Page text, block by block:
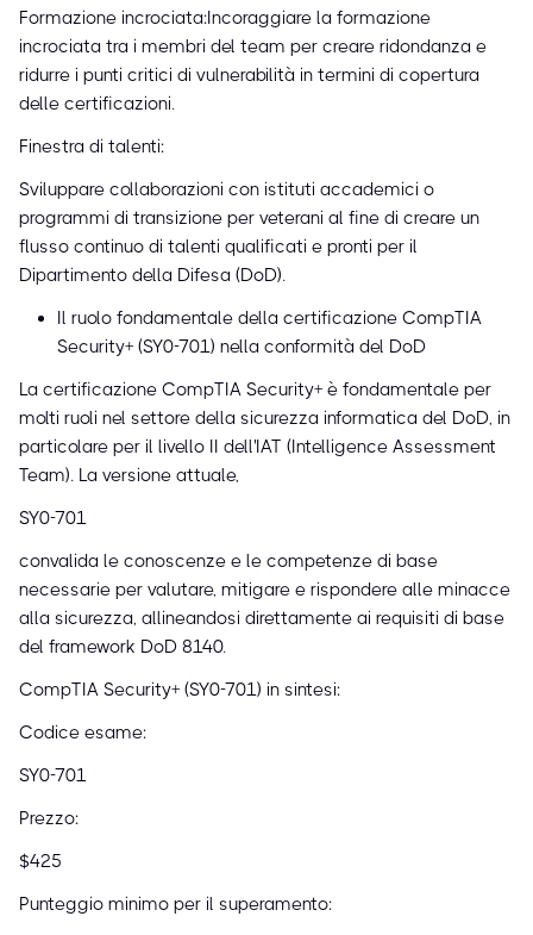
Formazione incrociata:Incoraggiare la formazione
incrociata tra i membri del team per creare ridondanza e
ridurre i punti critici di vulnerabilità in termini di copertura
delle certificazioni.
Finestra di talenti:
Sviluppare collaborazioni con istituti accademici o
programmi di transizione per veterani al fine di creare un
flusso continuo di talenti qualificati e pronti per il
Dipartimento della Difesa (DoD).
Il ruolo fondamentale della certificazione CompTIA
Security+ (SY0-701) nella conformità del DoD
La certificazione CompTIA Security+ è fondamentale per
molti ruoli nel settore della sicurezza informatica del DoD, in
particolare per il livello II dell'IAT (Intelligence Assessment
Team). La versione attuale,
SY0-701
convalida le conoscenze e le competenze di base
necessarie per valutare, mitigare e rispondere alle minacce
alla sicurezza, allineandosi direttamente ai requisiti di base
del framework DoD 8140.
CompTIA Security+ (SY0-701) in sintesi:
Codice esame:
SY0-701
Prezzo:
$425
Punteggio minimo per il superamento: